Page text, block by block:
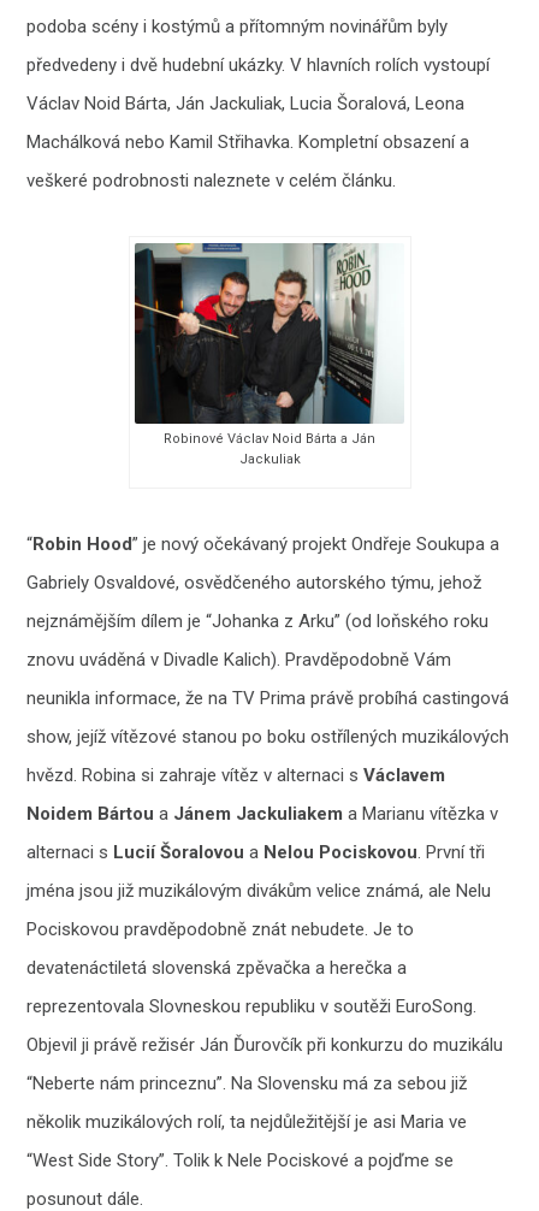
podoba scény i kostýmů a přítomným novinářům byly
předvedeny i dvě hudební ukázky. V hlavních rolích vystoupí
Václav Noid Bárta, Ján Jackuliak, Lucia Šoralová, Leona
Machálková nebo Kamil Střihavka. Kompletní obsazení a
veškeré podrobnosti naleznete v celém článku.
Robinové Václav Noid Bárta a Ján
Jackuliak
“Robin Hood” je nový očekávaný projekt Ondřeje Soukupa a
Gabriely Osvaldové, osvědčeného autorského týmu, jehož
nejznámějším dílem je “Johanka z Arku” (od loňského roku
znovu uváděná v Divadle Kalich). Pravděpodobně Vám
neunikla informace, že na TV Prima právě probíhá castingová
show, jejíž vítězové stanou po boku ostřílených muzikálových
hvězd. Robina si zahraje vítěz v alternaci s Václavem
Noidem Bártou a Jánem Jackuliakem a Marianu vítězka v
alternaci s Lucií Šoralovou a Nelou Pociskovou. První tři
jména jsou již muzikálovým divákům velice známá, ale Nelu
Pociskovou pravděpodobně znát nebudete. Je to
devatenáctiletá slovenská zpěvačka a herečka a
reprezentovala Slovneskou republiku v soutěži EuroSong.
Objevil ji právě režisér Ján Ďurovčík při konkurzu do muzikálu
“Neberte nám princeznu”. Na Slovensku má za sebou již
několik muzikálových rolí, ta nejdůležitější je asi Maria ve
“West Side Story”. Tolik k Nele Pociskové a pojďme se
posunout dále.